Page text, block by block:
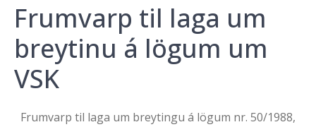
Frumvarp til laga um
breytinu á lögum um
VSK
Frumvarp til laga um breytingu á lögum nr. 50/1988,